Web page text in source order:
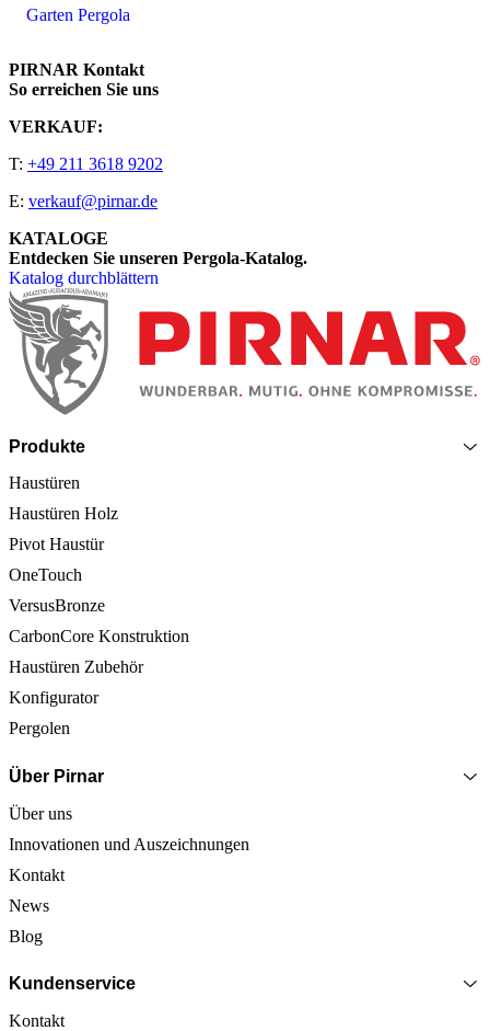
Garten Pergola
PIRNAR Kontakt
So erreichen Sie uns
VERKAUF:
T: +49 211 3618 9202
E: verkauf@pirnar.de
KATALOGE
Entdecken Sie unseren Pergola-Katalog.
Katalog durchblättern
Seitenfooter
Produkte
Haustüren
Haustüren Holz
Pivot Haustür
OneTouch
VersusBronze
CarbonCore Konstruktion
Haustüren Zubehör
Konfigurator
Pergolen
Über Pirnar
Über uns
Innovationen und Auszeichnungen
Kontakt
News
Blog
Kundenservice
Kontakt